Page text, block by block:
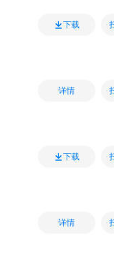
下载
详情
下载
详情